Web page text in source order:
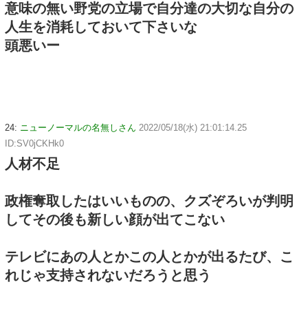
意味の無い野党の立場で自分達の大切な自分の
人生を消耗しておいて下さいな
頭悪いー
24: ニューノーマルの名無しさん 2022/05/18(水) 21:01:14.25
ID:SV0jCKHk0
人材不足
政権奪取したはいいものの、クズぞろいが判明
してその後も新しい顔が出てこない
テレビにあの人とかこの人とかが出るたび、こ
れじゃ支持されないだろうと思う